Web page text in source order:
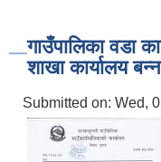
गाउँपालिका वडा
शाखा कार्यालय
Submitted on: Wed,